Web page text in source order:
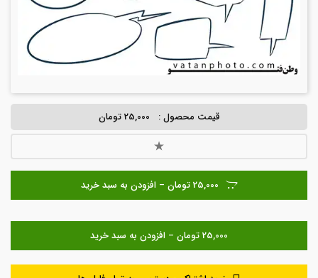
قیمت محصول : 25,000 تومان
25,000 تومان – افزودن به سبد خرید